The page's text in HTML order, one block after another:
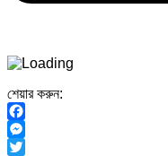
শেয়ার করুন:
Facebook
Messenger